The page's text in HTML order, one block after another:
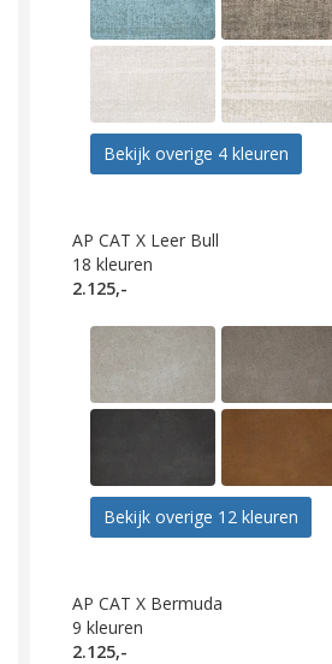
Bekijk overige 4 kleuren
AP CAT X Leer Bull
18 kleuren
2.125,-
Bekijk overige 12 kleuren
AP CAT X Bermuda
9 kleuren
2.125,-